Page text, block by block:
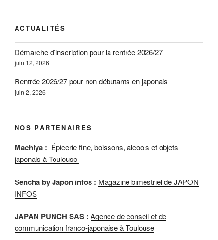
ACTUALITÉS
Démarche d’inscription pour la rentrée 2026/27
juin 12, 2026
Rentrée 2026/27 pour non débutants en japonais
juin 2, 2026
NOS PARTENAIRES
Machiya : Épicerie fine, boissons, alcools et objets
japonais à Toulouse
Sencha by Japon infos : Magazine bimestriel de JAPON
INFOS
JAPAN PUNCH SAS : Agence de conseil et de
communication franco-japonaise à Toulouse